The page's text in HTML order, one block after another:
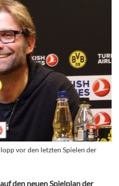
vor den letzten Spielen der
den neuen Spielplan der